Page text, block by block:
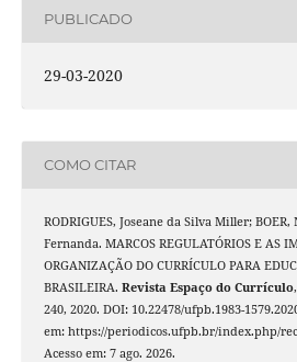
PUBLICADO
29-03-2020
COMO CITAR
RODRIGUES, Joseane da Silva Miller;
Fernanda. MARCOS REGULATÓRIOS E AS
ORGANIZAÇÃO DO CURRÍCULO PARA
BRASILEIRA. Revista Espaço do Currículo,
240, 2020. DOI: 10.22478/ufpb.1983-
em: https://periodicos.ufpb.br/index.php/
Acesso em: 7 ago. 2026.